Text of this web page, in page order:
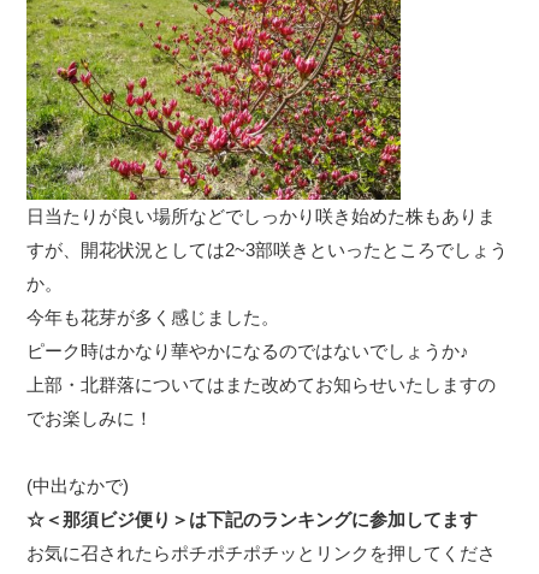
日当たりが良い場所などでしっかり咲き始めた株もありま
すが、開花状況としては2~3部咲きといったところでしょう
か。
今年も花芽が多く感じました。
ピーク時はかなり華やかになるのではないでしょうか♪
上部・北群落についてはまた改めてお知らせいたしますの
でお楽しみに！
(中出なかで)
☆＜那須ビジ便り＞は下記のランキングに参加してます
お気に召されたらポチポチポチッとリンクを押してくださ